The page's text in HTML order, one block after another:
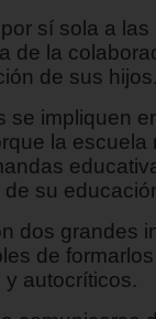
sí sola a
de la
de sus
se impliquen
la escuela
su
dos grandes
de
autocríticos.